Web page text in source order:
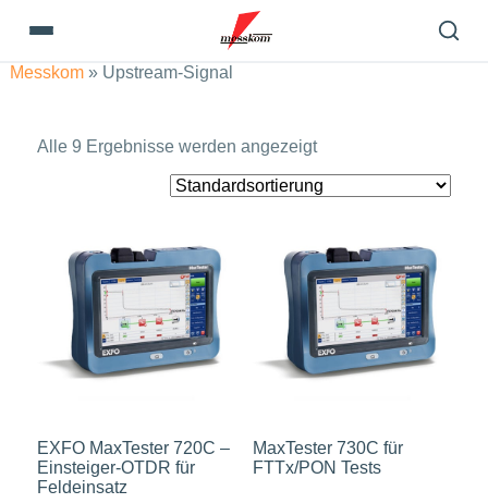
Messkom » Upstream-Signal
Alle 9 Ergebnisse werden angezeigt
EXFO MaxTester 720C –
Einsteiger-OTDR für
Feldeinsatz
MaxTester 730C für
FTTx/PON Tests